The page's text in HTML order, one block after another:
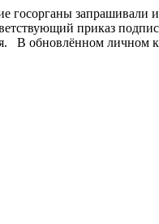
госорганы
приказ
В обновлённом личном